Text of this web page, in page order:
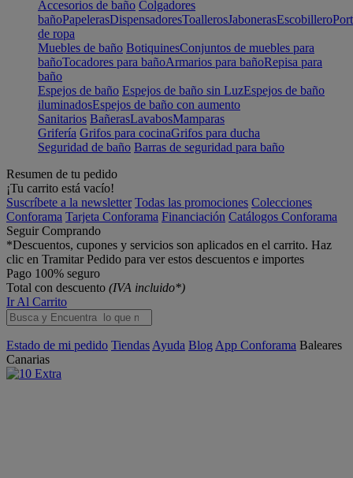
Accesorios de baño Colgadores
bañoPapelerasDispensadoresToallerosJabonerasEscobillero
de ropa
Muebles de baño BotiquinesConjuntos de muebles para
bañoTocadores para bañoArmarios para bañoRepisa para
baño
Espejos de baño Espejos de baño sin LuzEspejos de baño
iluminadosEspejos de baño con aumento
Sanitarios BañerasLavabosMamparas
Grifería Grifos para cocinaGrifos para ducha
Seguridad de baño Barras de seguridad para baño
Resumen de tu pedido
¡Tu carrito está vacío!
Suscríbete a la newsletter Todas las promociones Colecciones
Conforama Tarjeta Conforama Financiación Catálogos Conforama
Seguir Comprando
*Descuentos, cupones y servicios son aplicados en el carrito. Haz
clic en Tramitar Pedido para ver estos descuentos e importes
Pago 100% seguro
Total con descuento (IVA incluido*)
Ir Al Carrito
Estado de mi pedido Tiendas Ayuda Blog App Conforama Baleares
Canarias